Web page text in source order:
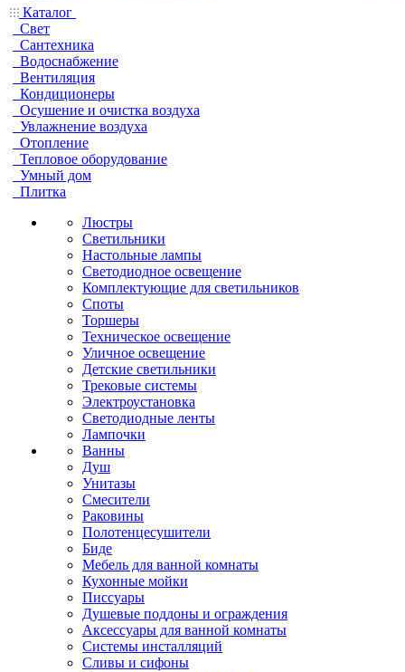
Каталог
Свет
Сантехника
Водоснабжение
Вентиляция
Кондиционеры
Осушение и очистка воздуха
Увлажнение воздуха
Отопление
Тепловое оборудование
Умный дом
Плитка
Люстры
Светильники
Настольные лампы
Светодиодное освещение
Комплектующие для светильников
Споты
Торшеры
Техническое освещение
Уличное освещение
Детские светильники
Трековые системы
Электроустановка
Светодиодные ленты
Лампочки
Ванны
Душ
Унитазы
Смесители
Раковины
Полотенцесушители
Биде
Мебель для ванной комнаты
Кухонные мойки
Писсуары
Душевые поддоны и ограждения
Аксессуары для ванной комнаты
Системы инсталляций
Сливы и сифоны